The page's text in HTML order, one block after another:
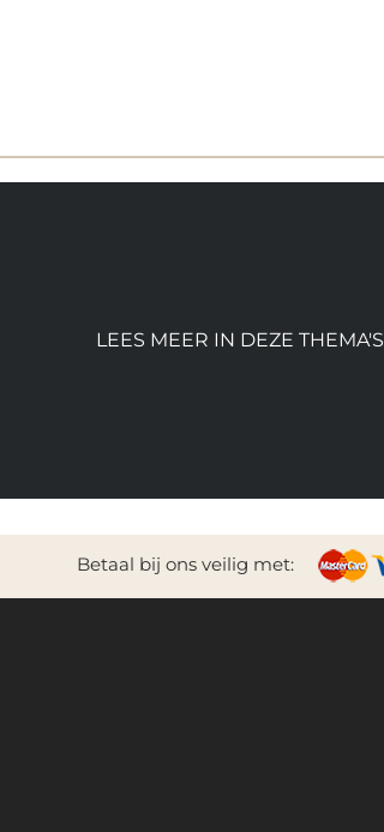
LEES MEER IN DEZE THEMA'S
Betaal bij ons veilig met: